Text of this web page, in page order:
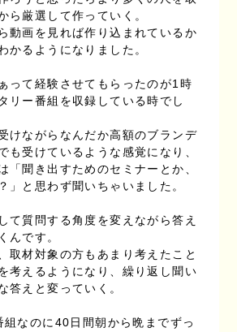
ら厳選して作っていく。
動画を見れば作り込まれているか
かるようになりました。
って経験させてもらったのが1時
リー番組を収録している時でし
けながらなんだか高額のブランデ
も受けているような感覚になり、
「聞き出すためのセミナーとか、
」と思わず聞いちゃいました。
て質問する角度を変えながら答え
んです。
取材対象の方もあまり考えたこと
考えるようになり、繰り返し聞い
答えと変っていく。
組なのに40日間朝から晩までずっ